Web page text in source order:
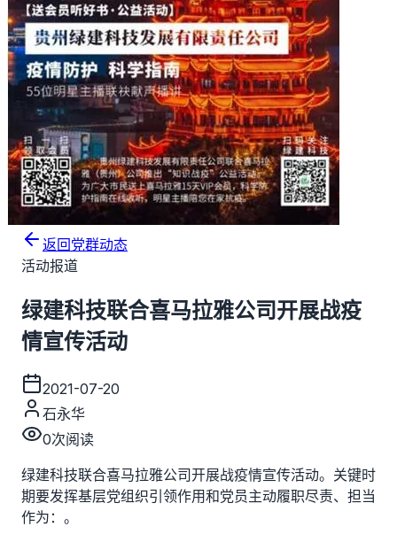
返回党群动态
活动报道
绿建科技联合喜马拉雅公司开展战疫
情宣传活动
2021-07-20
石永华
0次阅读
绿建科技联合喜马拉雅公司开展战疫情宣传活动。关键时
期要发挥基层党组织引领作用和党员主动履职尽责、担当
作为：。